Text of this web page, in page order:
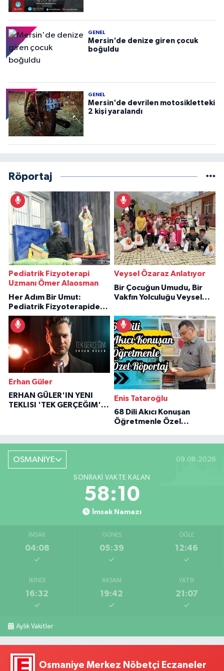
GENEL
Mersin'de denize giren çocuk
boğuldu
GENEL
Mersin'de devrilen motosikletteki
2 kişi yaralandı
Röportaj
Pediatrik Fizyoterapi
Uzmanı Ömer Alaosman
Her Adım Bir Umut:
Pediatrik Fizyoterapiden
İlham Veren Hikâyeler
Veysel Özaraz Anlatıyor
Bir Çocuğun Umudu, Bir
Vakfın Yolculuğu Veysel
Erhan Güler
ERHAN GÜLER'IN YENI
TEKLISI 'TEK GERÇEĞIM'LE
Enis Tataroğlu
68 Dili Akıcı Konuşan
Öğretmenle Özel
OSMANİYE 09.08.2026
SONRAKI VAKTE KALAN
58:09
İmsak Namazı
İMSAK
04:08
GÜNEŞ
05:39
ÖĞLE
12:46
İKINDI
16:32
AKŞAM
19:42
YATSI
21:07
Aylık Vakitler
Osmaniye Merkez Nöbetçi Eczaneler